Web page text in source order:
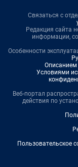
Связаться с
Редакция сайта
информации,
Особенности
Описанием
Условиями
Веб-портал
действия по
Пользовательское